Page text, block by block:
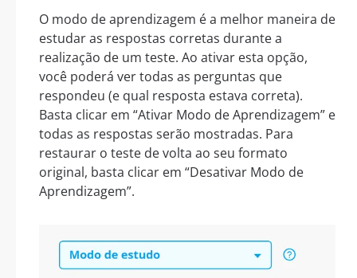
O modo de aprendizagem é a melhor maneira de
estudar as respostas corretas durante a
realização de um teste. Ao ativar esta opção,
você poderá ver todas as perguntas que
respondeu (e qual resposta estava correta).
Basta clicar em “Ativar Modo de Aprendizagem” e
todas as respostas serão mostradas. Para
restaurar o teste de volta ao seu formato
original, basta clicar em “Desativar Modo de
Aprendizagem”.